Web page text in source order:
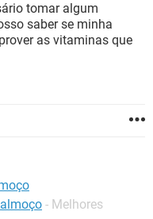
tomar algum
saber se minha
as vitaminas que
- Melhores